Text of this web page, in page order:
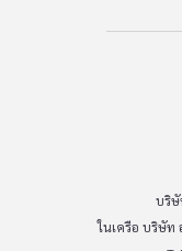
บริษั
ในเครือ บริษัท